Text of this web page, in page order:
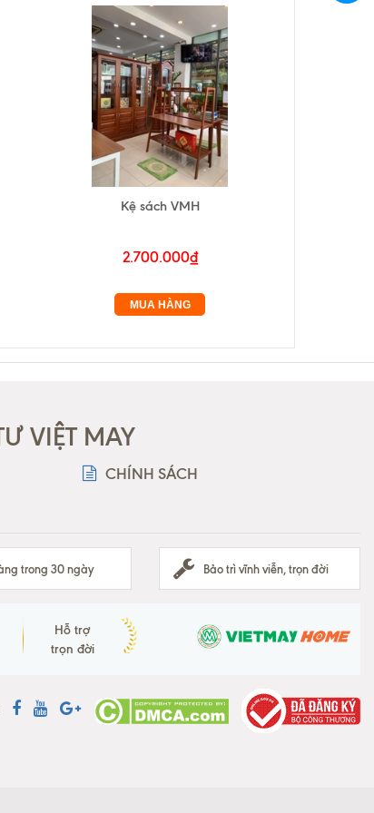
Kệ sách VMH
2.700.000₫
MUA HÀNG
VIỆT MAY
CHÍNH SÁCH
trong 30 ngày Bảo trì vĩnh viễn, trọn đời
Hỗ trợ
trọn đời